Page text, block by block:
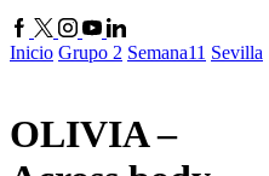
Facebook
Twitter
Instagram
YoutubeLinkedin
Inicio Grupo 2 Semana11 Sevilla
OLIVIA –